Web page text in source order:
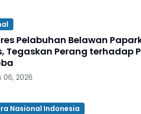
Pelabuhan Belawan
Tegaskan Perang terhadap
06, 2026
Nasional Indonesia